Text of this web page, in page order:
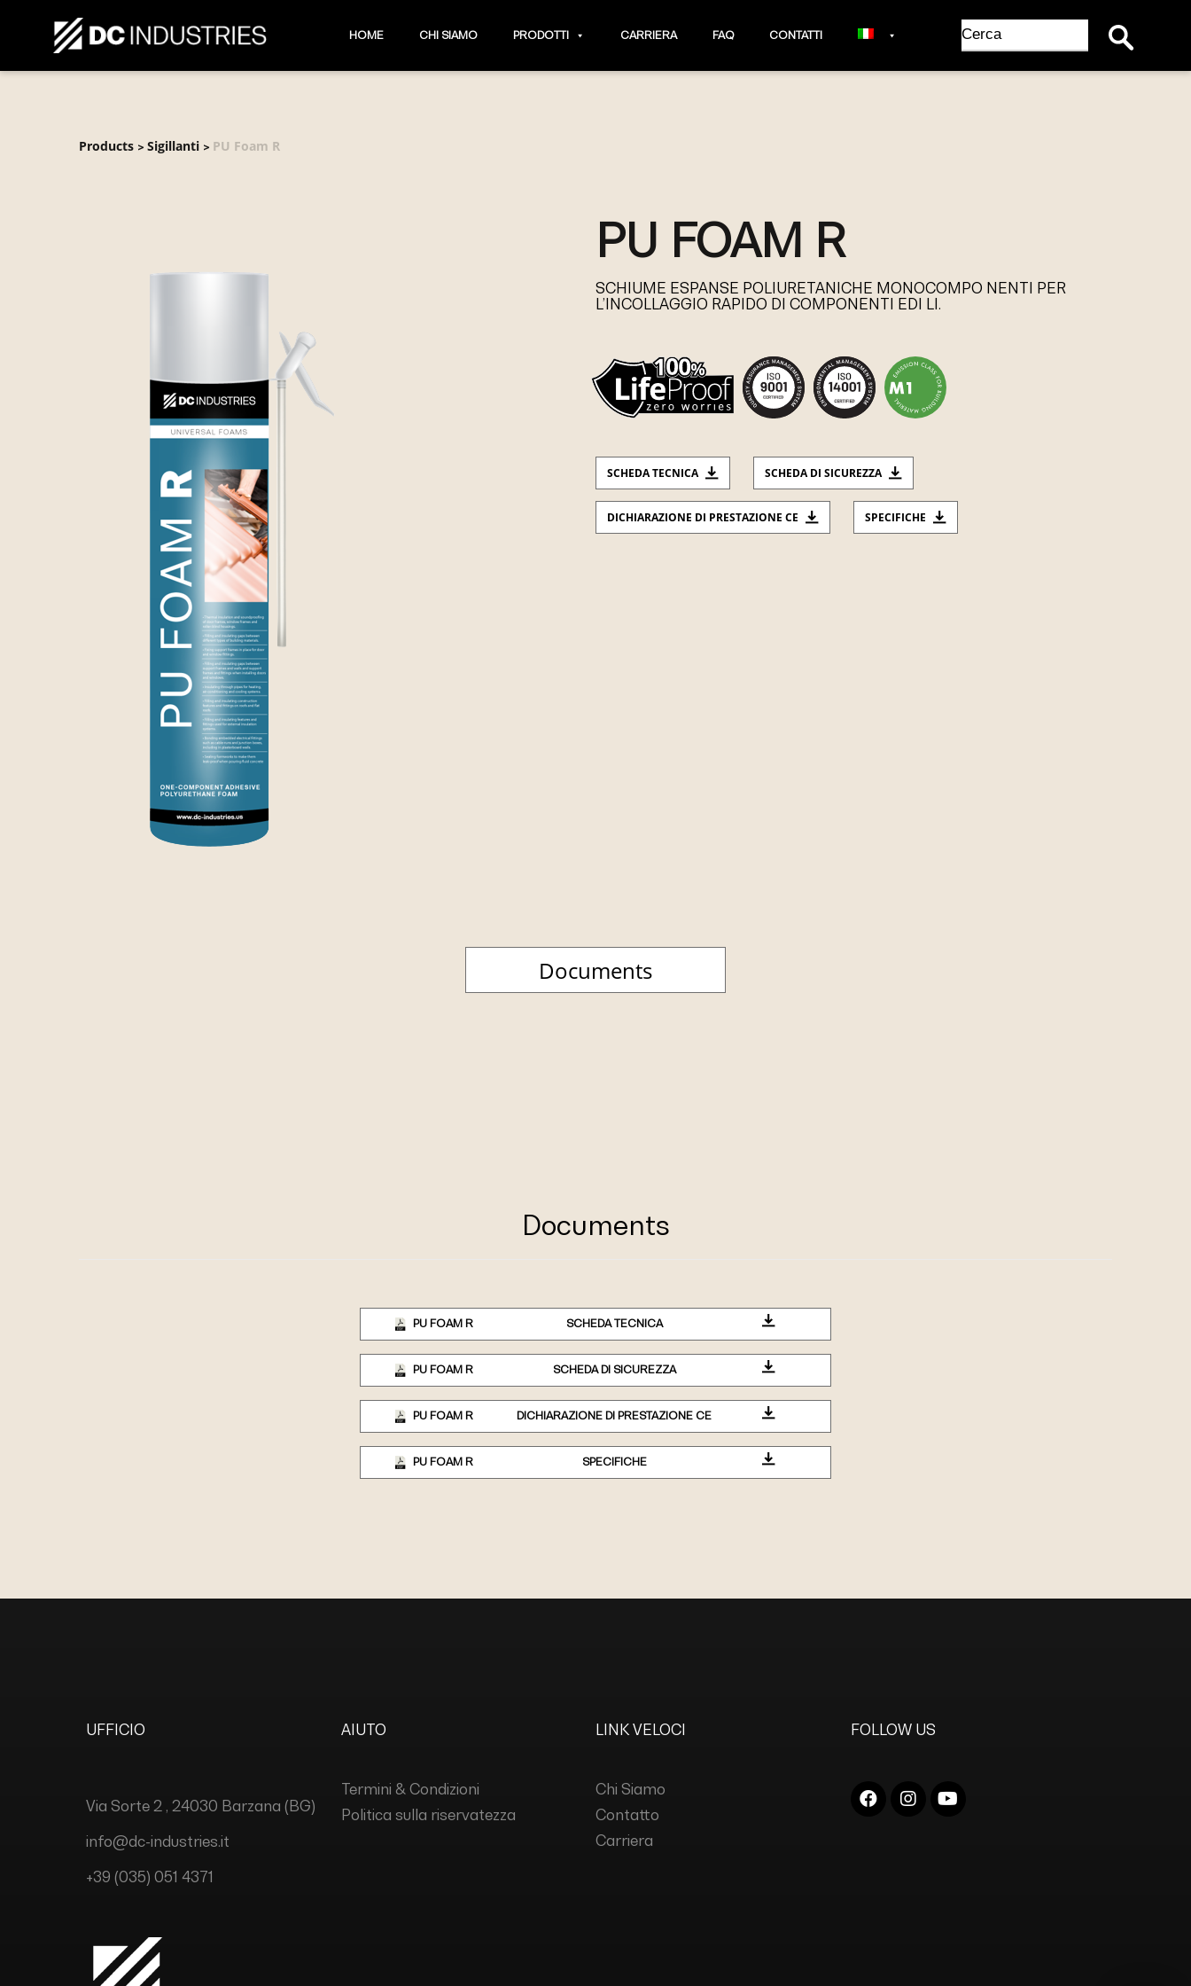
HOME CHI SIAMO PRODOTTI CARRIERA FAQ CONTATTI
for:
Products > Sigillanti > PU Foam R
PU FOAM R
SCHIUME ESPANSE POLIURETANICHE MONOCOMPO NENTI PER
L’INCOLLAGGIO RAPIDO DI COMPONENTI EDI LI.
SCHEDA TECNICA SCHEDA DI SICUREZZA
DICHIARAZIONE DI PRESTAZIONE CE SPECIFICHE
Documents
Documents
PU FOAM R SCHEDA TECNICA
PU FOAM R SCHEDA DI SICUREZZA
PU FOAM R DICHIARAZIONE DI PRESTAZIONE CE
PU FOAM R SPECIFICHE
UFFICIO
Via Sorte 2 , 24030 Barzana (BG)
info@dc-industries.it
+39 (035) 051 4371
AIUTO
Termini & Condizioni
Politica sulla riservatezza
LINK VELOCI
Chi Siamo
Contatto
Carriera
FOLLOW US